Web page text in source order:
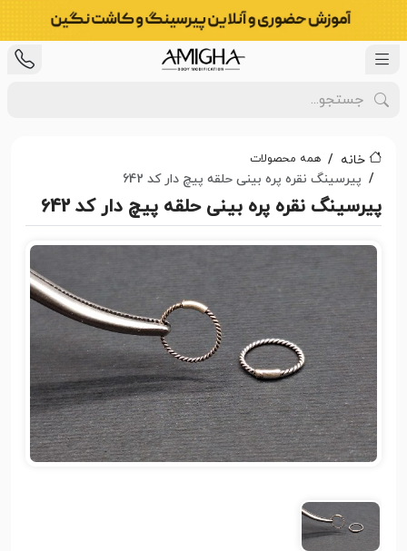
خانه همه محصولات
پیرسینگ نقره پره بینی حلقه پیچ دار کد 642
پیرسینگ نقره پره بینی حلقه پیچ دار کد 642